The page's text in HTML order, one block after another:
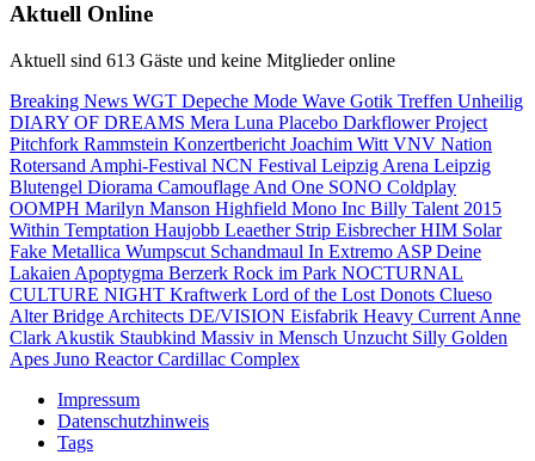
Aktuell Online
Aktuell sind 613 Gäste und keine Mitglieder online
Breaking News WGT Depeche Mode Wave Gotik Treffen Unheilig
DIARY OF DREAMS Mera Luna Placebo DarkflowerProject
Pitchfork Rammstein Konzertbericht Joachim Witt VNV Nation
Rotersand Amphi-Festival NCN Festival Leipzig Arena Leipzig
Blutengel Diorama Camouflage And One SONO Coldplay
OOMPH Marilyn Manson Highfield Mono Inc Billy Talent 2015
Within Temptation Haujobb Leaether Strip EisbrecherHIM Solar
Fake Metallica Wumpscut Schandmaul In Extremo ASPDeine
Lakaien Apoptygma Berzerk Rock im Park NOCTURNAL
CULTURE NIGHT Kraftwerk Lord of the Lost Donots Clueso
Alter Bridge Architects DE/VISION Eisfabrik Heavy Current Anne
Clark Akustik Staubkind Massiv in Mensch Unzucht Silly Golden
Apes Juno ReactorCardillac Complex
Impressum
Datenschutzhinweis
Tags